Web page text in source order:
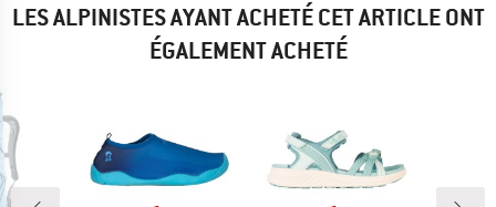
LES ALPINISTES AYANT ACHETÉ CET ARTICLE ONT
ÉGALEMENT ACHETÉ